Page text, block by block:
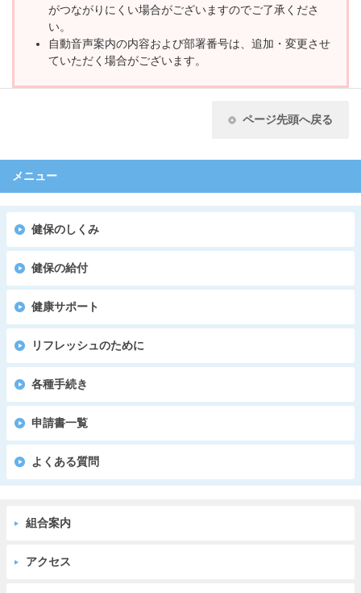
がつながりにくい場合がございますのでご了承くださ
い。
自動音声案内の内容および部署番号は、追加・変更させ
ていただく場合がございます。
ページ先頭へ戻る
メニュー
健保のしくみ
健保の給付
健康サポート
リフレッシュのために
各種手続き
申請書一覧
よくある質問
組合案内
アクセス